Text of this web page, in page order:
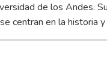
de los Andes.
centran en la historia